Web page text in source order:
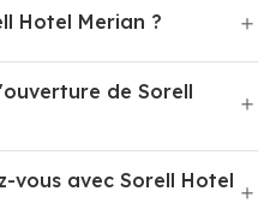
Hotel Merian ?
de Sorell
vous avec Sorell Hotel